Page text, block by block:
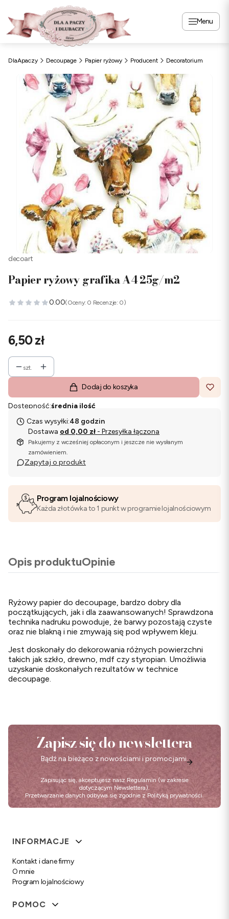
Menu
DlaApaczy Decoupage Papier ryżowy Producent Decoratorium
decoart
Papier ryżowy grafika A4 25g/m2
0.00(Oceny: 0 Recenzje: 0)
Cena
6,50 zł
szt.
Dodaj do koszyka
Dostępność:średnia ilość
Czas wysyłki:48 godzin
Dostawa od 0,00 zł - Przesyłka łączona
Pakujemy z wcześniej opłaconym i jeszcze nie wysłanym
zamówieniem.
Zapytaj o produkt
Program lojalnościowy
Każda złotówka to 1 punkt w programie lojalnościowym
Opis produktuOpinie
Ryżowy papier do decoupage, bardzo dobry dla
początkujących, jak i dla zaawansowanych! Sprawdzona
technika nadruku powoduje, że barwy pozostają czyste
oraz nie blakną i nie zmywają się pod wpływem kleju.
Jest doskonały do dekorowania różnych powierzchni
takich jak szkło, drewno, mdf czy styropian. Umożliwia
uzyskanie doskonałych rezultatów w technice
decoupage.
Zapisz się do newslettera
Bądź na bieżąco z nowościami i promocjami.
Zapisując się, akceptujesz nasz Regulamin (w zakresie
dotyczącym Newslettera).
Przetwarzanie danych odbywa się zgodnie z Polityką prywatności.
Linki w stopce
INFORMACJE
Kontakt i dane firmy
O mnie
Program lojalnościowy
POMOC